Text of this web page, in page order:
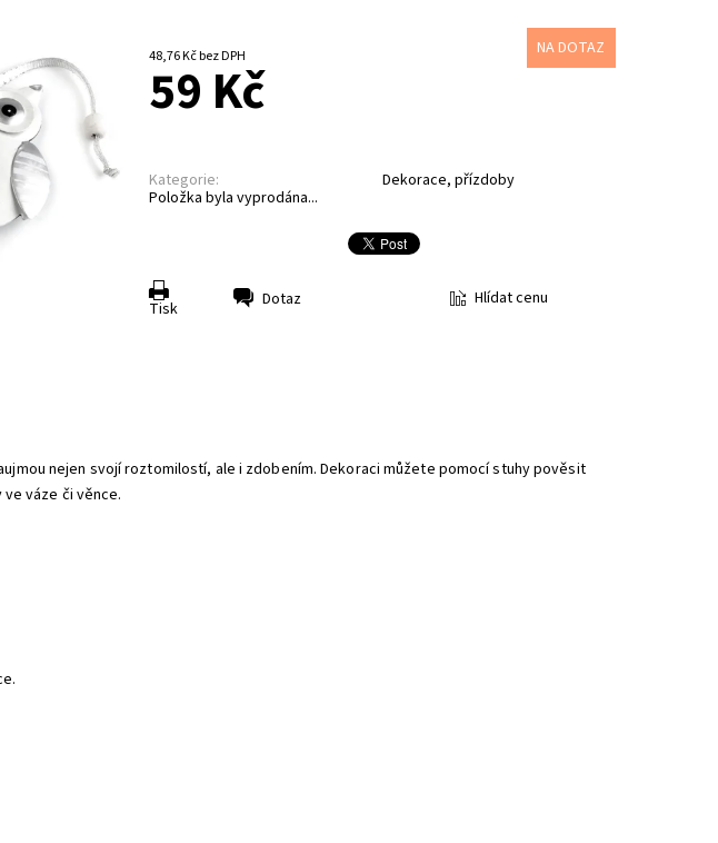
48,76 Kč bez DPH NA DOTAZ
59 Kč
Kategorie:
Dekorace, přízdoby
Položka byla vyprodána...
Tisk Dotaz Hlídat cenu
nejen svojí roztomilostí, ale i zdobením. Dekoraci můžete pomocí stuhy pověsit
váze či věnce.